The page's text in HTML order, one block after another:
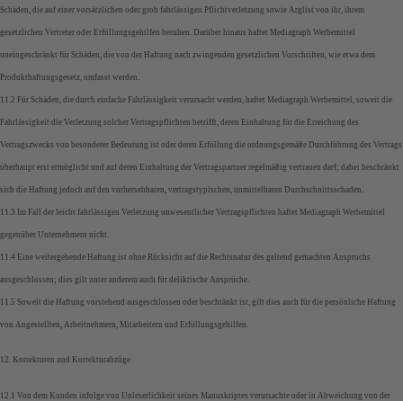
Schäden, die auf einer vorsätzlichen oder grob fahrlässigen Pflichtverletzung sowie Arglist von ihr, ihrem
gesetzlichen Vertreter oder Erfüllungsgehilfen beruhen. Darüber hinaus haftet Mediagraph Werbemittel
uneingeschränkt für Schäden, die von der Haftung nach zwingenden gesetzlichen Vorschriften, wie etwa dem
Produkthaftungsgesetz, umfasst werden.
11.2 Für Schäden, die durch einfache Fahrlässigkeit verursacht werden, haftet Mediagraph Werbemittel, soweit die
Fahrlässigkeit die Verletzung solcher Vertragspflichten betrifft, deren Einhaltung für die Erreichung des
Vertragszwecks von besonderer Bedeutung ist oder deren Erfüllung die ordnungsgemäße Durchführung des Vertrags
überhaupt erst ermöglicht und auf deren Einhaltung der Vertragspartner regelmäßig vertrauen darf; dabei beschränkt
sich die Haftung jedoch auf den vorhersehbaren, vertragstypischen, unmittelbaren Durchschnittsschaden.
11.3 Im Fall der leicht fahrlässigen Verletzung unwesentlicher Vertragspflichten haftet Mediagraph Werbemittel
gegenüber Unternehmern nicht.
11.4 Eine weitergehende Haftung ist ohne Rücksicht auf die Rechtsnatur des geltend gemachten Anspruchs
ausgeschlossen; dies gilt unter anderem auch für deliktische Ansprüche.
11.5 Soweit die Haftung vorstehend ausgeschlossen oder beschränkt ist, gilt dies auch für die persönliche Haftung
von Angestellten, Arbeitnehmern, Mitarbeitern und Erfüllungsgehilfen.
12. Korrekturen und Korrekturabzüge
12.1 Von dem Kunden infolge von Unleserlichkeit seines Manuskriptes verursachte oder in Abweichung von der